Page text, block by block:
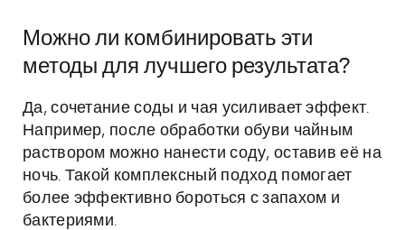
Можно ли комбинировать эти
методы для лучшего результата?
Да, сочетание соды и чая усиливает эффект.
Например, после обработки обуви чайным
раствором можно нанести соду, оставив её на
ночь. Такой комплексный подход помогает
более эффективно бороться с запахом и
бактериями.